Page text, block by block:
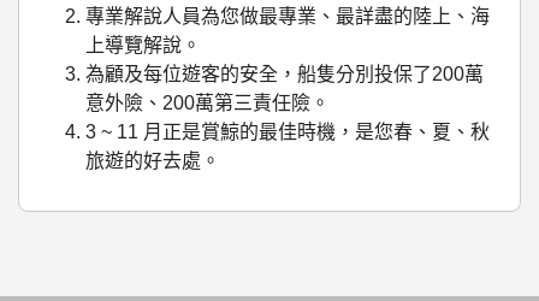
專業解說人員為您做最專業、最詳盡的陸上、海
上導覽解說。
為顧及每位遊客的安全，船隻分別投保了200萬
意外險、200萬第三責任險。
3 ~ 11 月正是賞鯨的最佳時機，是您春、夏、秋
旅遊的好去處。